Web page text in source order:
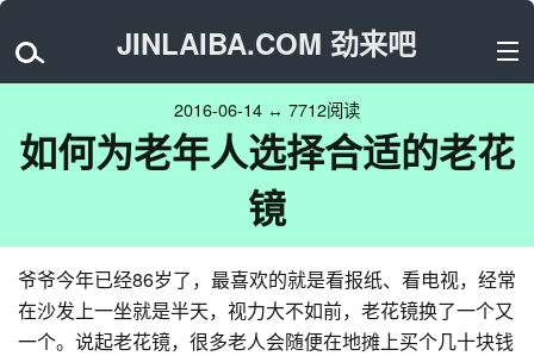
JINLAIBA.COM 劲来吧
2016-06-14 ↔ 7712阅读
如何为老年人选择合适的老花
镜
爷爷今年已经86岁了，最喜欢的就是看报纸、看电视，经常
在沙发上一坐就是半天，视力大不如前，老花镜换了一个又
一个。说起老花镜，很多老人会随便在地摊上买个几十块钱